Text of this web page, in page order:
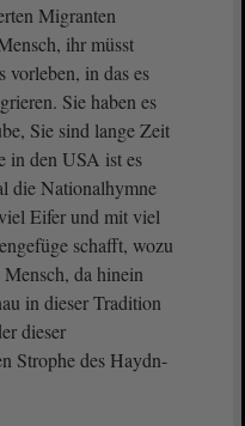
Migranten
ihr müsst
vorleben, in das es
Sie haben es
Sie sind lange Zeit
in den USA ist es
die Nationalhymne
Eifer und mit viel
schafft, wozu
da hinein
in dieser Tradition
dieser
Strophe des Haydn-